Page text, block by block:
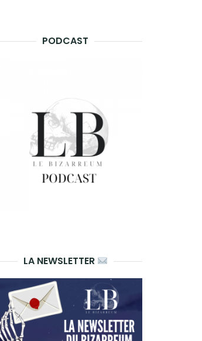
PODCAST
LA NEWSLETTER